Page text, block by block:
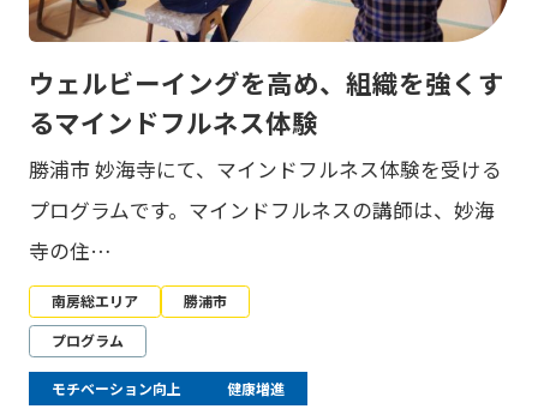
ウェルビーイングを高め、組織を強くす
るマインドフルネス体験
勝浦市 妙海寺にて、マインドフルネス体験を受ける
プログラムです。マインドフルネスの講師は、妙海
寺の住…
南房総エリア
勝浦市
プログラム
モチベーション向上 健康増進